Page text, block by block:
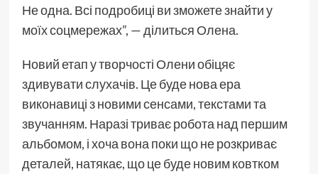
Не одна. Всі подробиці ви зможете знайти у
моїх соцмережах”, — ділиться Олена.
Новий етап у творчості Олени обіцяє
здивувати слухачів. Це буде нова ера
виконавиці з новими сенсами, текстами та
звучанням. Наразі триває робота над першим
альбомом, і хоча вона поки що не розкриває
деталей, натякає, що це буде новим ковтком